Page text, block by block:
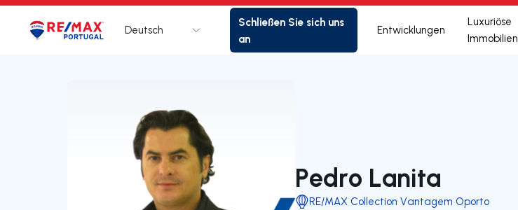
Logo Zur Startseite
Deutsch
Schließen Sie sich uns
an
Entwicklungen
Luxuriöse
Immobilien
Pedro Lanita
RE/MAX Collection Vantagem Oporto